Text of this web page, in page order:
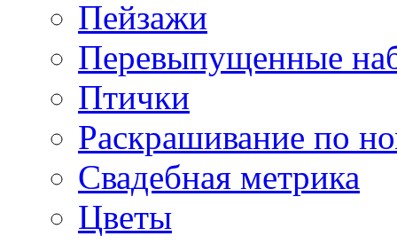
Пейзажи
Перевыпущенные
Птички
Раскрашивание по
Свадебная метрика
Цветы